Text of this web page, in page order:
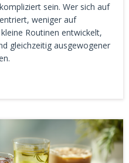
sein. Wer sich auf
weniger auf
Routinen entwickelt,
gleichzeitig ausgewogener